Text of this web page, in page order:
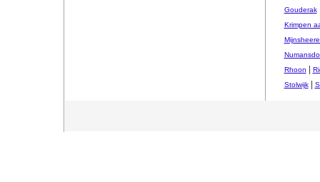
Gouderak
Krimpen
Rhoon
Stolwijk|